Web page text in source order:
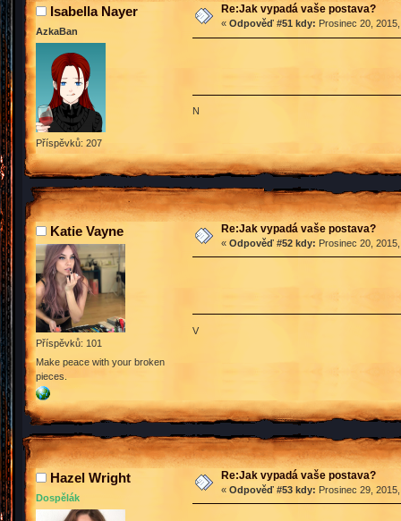
Isabella Nayer
AzkaBan
Příspěvků: 207
Re:Jak vypadá vaše postava?
« Odpověď #51 kdy: Prosinec 20,
N
Katie Vayne
Příspěvků: 101
Make peace with your broken
pieces.
Re:Jak vypadá vaše postava?
« Odpověď #52 kdy: Prosinec 20,
V
Hazel Wright
Dospělák
Re:Jak vypadá vaše postava?
« Odpověď #53 kdy: Prosinec 29,